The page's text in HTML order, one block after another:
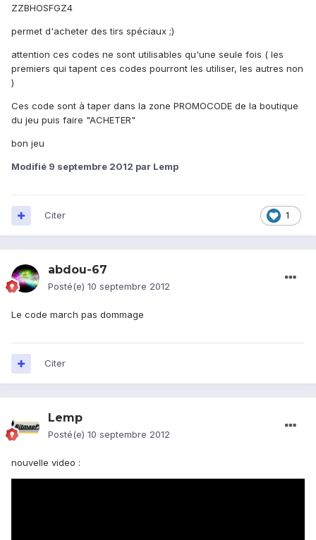
ZZBHOSFGZ4
permet d'acheter des tirs spéciaux ;)
attention ces codes ne sont utilisables qu'une seule fois ( les
premiers qui tapent ces codes pourront les utiliser, les autres non
)
Ces code sont à taper dans la zone PROMOCODE de la boutique
du jeu puis faire "ACHETER"
bon jeu
Modifié 9 septembre 2012 par Lemp
1
Citer
abdou-67
Posté(e) 10 septembre 2012
Le code march pas dommage
Citer
Lemp
Posté(e) 10 septembre 2012
nouvelle video :